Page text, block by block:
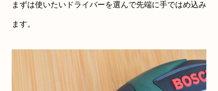
まずは使いたいドライバーを選んで先端に手ではめ込み
ます。